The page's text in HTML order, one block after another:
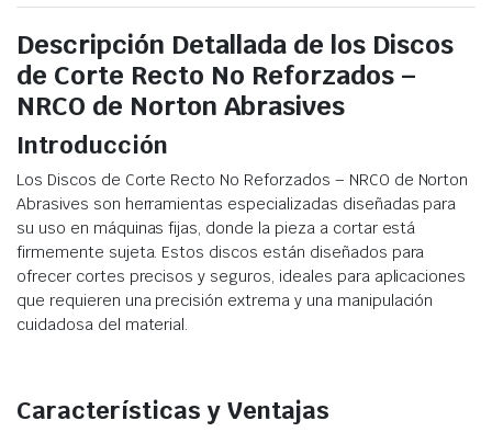
Descripción Detallada de los Discos
de Corte Recto No Reforzados –
NRCO de Norton Abrasives
Introducción
Los Discos de Corte Recto No Reforzados – NRCO de Norton
Abrasives son herramientas especializadas diseñadas para
su uso en máquinas fijas, donde la pieza a cortar está
firmemente sujeta. Estos discos están diseñados para
ofrecer cortes precisos y seguros, ideales para aplicaciones
que requieren una precisión extrema y una manipulación
cuidadosa del material.
Características y Ventajas